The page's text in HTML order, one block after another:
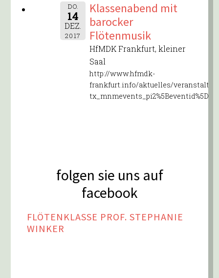
DO.
14
DEZ.
2017
Klassenabend mit
barocker
Flötenmusik
HfMDK Frankfurt, kleiner
Saal
http://www.hfmdk-
frankfurt.info/aktuelles/
folgen sie uns auf
facebook
FLÖTENKLASSE PROF. STEPHANIE
WINKER